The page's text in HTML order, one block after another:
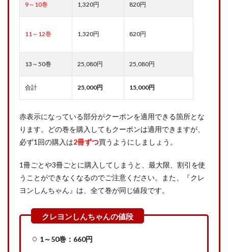
9～10巻 1,320円 820円
11～12巻 1,320円 820円
13～50巻 25,080円 25,080円
合計 25,000円 15,000円
赤表示になっている部分がクーポンを適用できる箇所とな
ります。どの巻を購入してもクーポンは適用できますが、
必ず1回の購入は2冊ずつ買うようにしましょう。
1冊ごとや3冊ごとに購入してしまうと、最大限、割引を使
うことができなくなるのでご注意ください。また、『クレ
ヨンしんちゃん』は、全て巻が同じ値段です。
1～50巻：660円